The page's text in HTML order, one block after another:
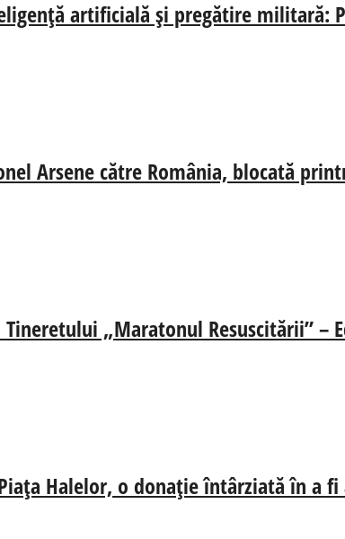
artificială și pregătire militară:
Arsene către România, blocată
Tineretului „Maratonul Resuscitării”
Halelor, o donație întârziată în a